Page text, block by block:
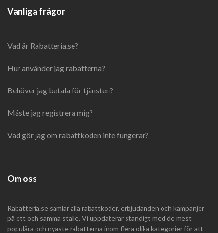
Vanliga frågor
Vad är Rabatteria.se?
Hur använder jag rabatterna?
Behöver jag betala för tjänsten?
Måste jag registrera mig?
Vad gör jag om rabattkoden inte fungerar?
Om oss
Rabatteria.se samlar alla rabattkoder, erbjudanden och kampanjer
på ett och samma ställe. Vi uppdaterar ständigt med de mest
populära och nyaste rabatterna inom flera olika kategorier för att